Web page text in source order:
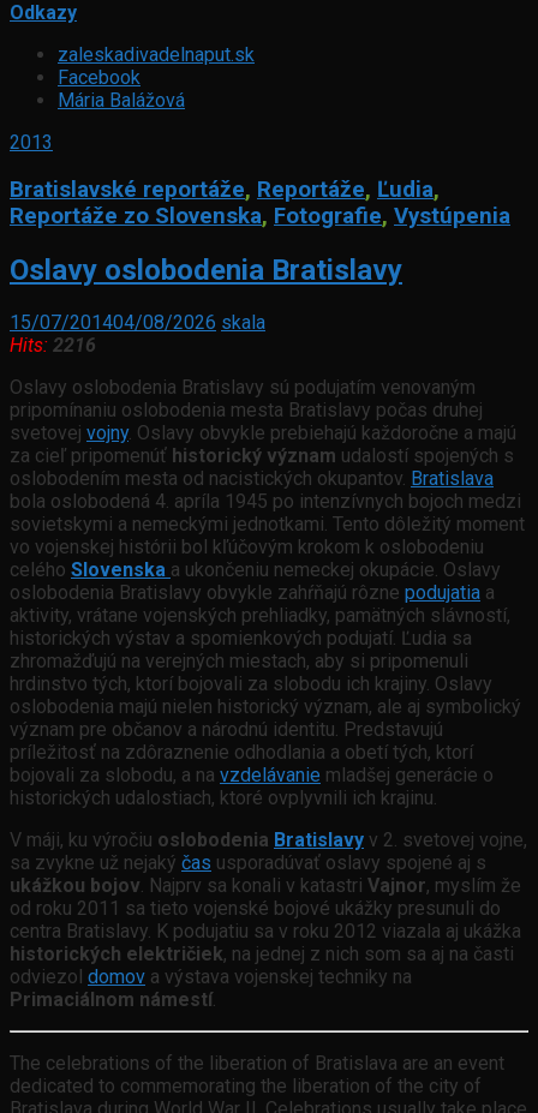
Odkazy
zaleskadivadelnaput.sk
Facebook
Mária Balážová
2013
Bratislavské reportáže, Reportáže, Ľudia,
Reportáže zo Slovenska, Fotografie, Vystúpenia
Oslavy oslobodenia Bratislavy
15/07/201404/08/2026 skala
Hits: 2216
Oslavy oslobodenia Bratislavy sú podujatím venovaným
pripomínaniu oslobodenia mesta Bratislavy počas druhej
svetovej vojny. Oslavy obvykle prebiehajú každoročne a majú
za cieľ pripomenúť historický význam udalostí spojených s
oslobodením mesta od nacistických okupantov. Bratislava
bola oslobodená 4. apríla 1945 po intenzívnych bojoch medzi
sovietskymi a nemeckými jednotkami. Tento dôležitý moment
vo vojenskej histórii bol kľúčovým krokom k oslobodeniu
celého Slovenska a ukončeniu nemeckej okupácie. Oslavy
oslobodenia Bratislavy obvykle zahŕňajú rôzne podujatia a
aktivity, vrátane vojenských prehliadky, pamätných slávností,
historických výstav a spomienkových podujatí. Ľudia sa
zhromažďujú na verejných miestach, aby si pripomenuli
hrdinstvo tých, ktorí bojovali za slobodu ich krajiny. Oslavy
oslobodenia majú nielen historický význam, ale aj symbolický
význam pre občanov a národnú identitu. Predstavujú
príležitosť na zdôraznenie odhodlania a obetí tých, ktorí
bojovali za slobodu, a na vzdelávanie mladšej generácie o
historických udalostiach, ktoré ovplyvnili ich krajinu.
V máji, ku výročiu oslobodenia Bratislavy v 2. svetovej vojne,
sa zvykne už nejaký čas usporadúvať oslavy spojené aj s
ukážkou bojov . Najprv sa konali v katastri Vajnor, myslím že
od roku 2011 sa tieto vojenské bojové ukážky presunuli do
centra Bratislavy. K podujatiu sa v roku 2012 viazala aj ukážka
historických električiek, na jednej z nich som sa aj na časti
odviezol domov a výstava vojenskej techniky na
Primaciálnom námestí.
The celebrations of the liberation of Bratislava are an event
dedicated to commemorating the liberation of the city of
Bratislava during World War II. Celebrations usually take place